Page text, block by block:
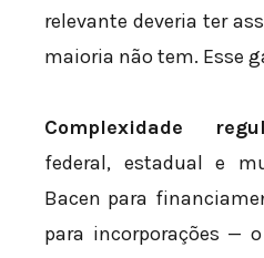
relevante deveria ter
maioria não tem. Esse
Complexidade
federal, estadual e
Bacen para
para incorporações —